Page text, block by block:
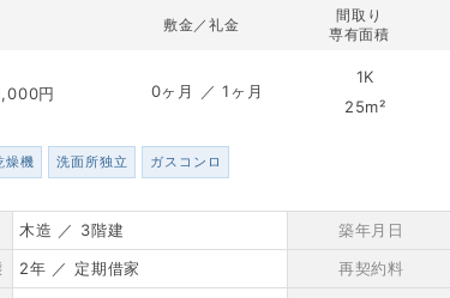
敷金／礼金
間取り
専有面積
円 0ヶ月 ／ 1ヶ月
1K
25m²
燥機 洗面所独立 ガスコンロ
木造 ／ 3階建 築年月日
2年 ／ 定期借家 再契約料